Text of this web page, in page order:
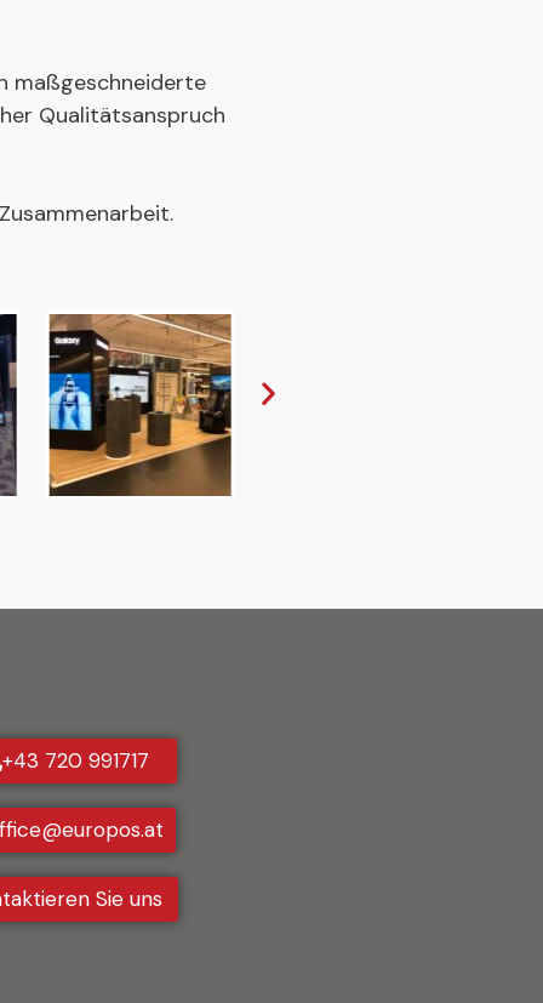
maßgeschneiderte
Qualitätsanspruch
+43 720 991717
Sie uns